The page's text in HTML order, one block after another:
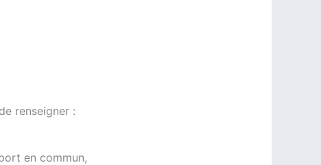
renseigner :
en commun,